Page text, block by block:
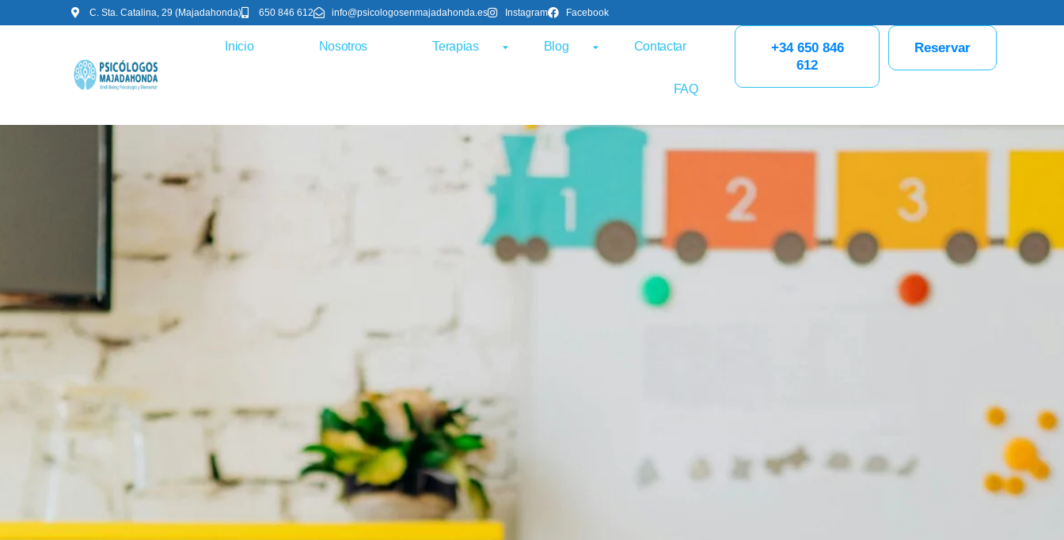
C. Sta. Catalina, 29 (Majadahonda) 650 846 612 info@psicologosenmajadahonda.es Instagram Facebook
Inicio Nosotros Terapias Blog Contactar
FAQ
+34 650 846
612
Reservar